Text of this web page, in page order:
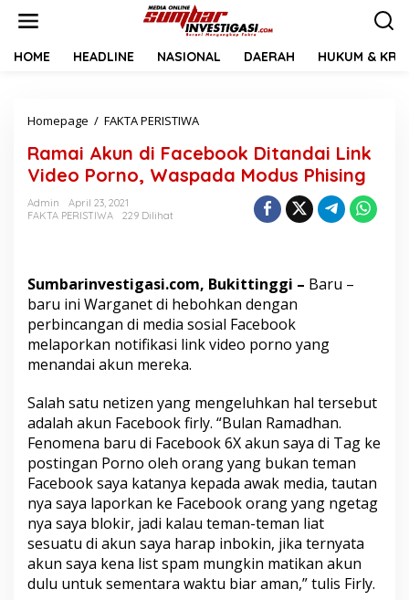
HOME HEADLINE NASIONAL DAERAH HUKUM &
Homepage / FAKTA PERISTIWA
m
a
i
F
a
c
e
o
k
D
i
t
a
n
a
i
L
i
Ramai Akun di Facebook Ditandai Link
Video Porno, Waspada Modus Phising
Admin
April 23, 2021
FAKTA PERISTIWA
229 Dilihat
Sumbarinvestigasi.com, Bukittinggi – Baru –
baru ini Warganet di hebohkan dengan
perbincangan di media sosial Facebook
melaporkan notifikasi link video porno yang
menandai akun mereka.
Salah satu netizen yang mengeluhkan hal tersebut
adalah akun Facebook firly. “Bulan Ramadhan.
Fenomena baru di Facebook 6X akun saya di Tag ke
postingan Porno oleh orang yang bukan teman
Facebook saya katanya kepada awak media, tautan
nya saya laporkan ke Facebook orang yang ngetag
nya saya blokir, jadi kalau teman-teman liat
sesuatu di akun saya harap inbokin, jika ternyata
akun saya kena list spam mungkin matikan akun
dulu untuk sementara waktu biar aman,” tulis Firly.